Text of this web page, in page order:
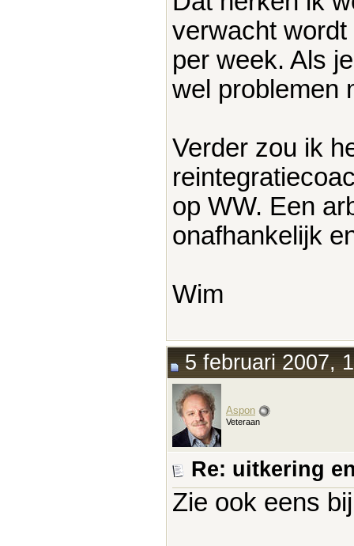
verwacht
per week. Als
wel problemen
Verder zou ik
op WW. Een
onafhankelijk
Wim
5 februari 2007,
Aspon
Veteraan
Re: uitkering
Zie ook eens